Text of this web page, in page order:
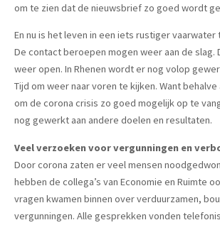
om te zien dat de nieuwsbrief zo goed wordt
En nu is het leven in een iets rustiger
De contact beroepen mogen weer aan de slag.
weer open. In Rhenen wordt er nog volop
Tijd om weer naar voren te kijken. Want
om de corona crisis zo goed mogelijk op te
nog gewerkt aan andere doelen en resultaten.
Veel verzoeken voor vergunningen en
Door corona zaten er veel mensen
hebben de collega’s van Economie en Ruimte
vragen kwamen binnen over verduurzamen,
vergunningen. Alle gesprekken vonden